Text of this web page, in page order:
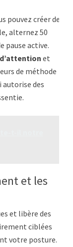
pouvez créer des
alternez 50
pause active.
et
de méthode
des
et les
et libère des
ciblées
votre posture.